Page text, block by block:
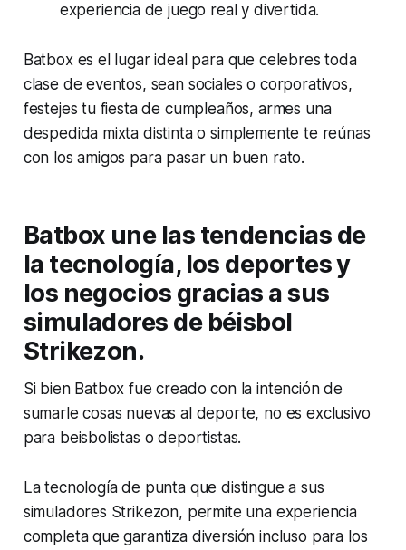
experiencia de juego real y divertida.
Batbox es el lugar ideal para que celebres toda
clase de eventos, sean sociales o corporativos,
festejes tu fiesta de cumpleaños, armes una
despedida mixta distinta o simplemente te reúnas
con los amigos para pasar un buen rato.
Batbox une las tendencias de
la tecnología, los deportes y
los negocios gracias a sus
simuladores de béisbol
Strikezon.
Si bien Batbox fue creado con la intención de
sumarle cosas nuevas al deporte, no es exclusivo
para beisbolistas o deportistas.
La tecnología de punta que distingue a sus
simuladores Strikezon, permite una experiencia
completa que garantiza diversión incluso para los